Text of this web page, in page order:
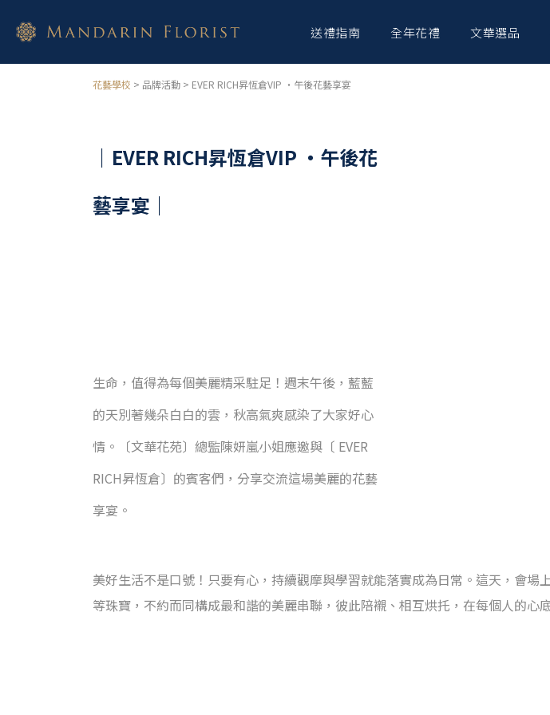
送禮指南 全年花禮 文華選品
花藝學校 > 品牌活動 > EVER RICH昇恆倉VIP ・午後花藝享宴
｜EVER RICH昇恆倉VIP ・ 午後花
藝享宴｜
生命，值得為每個美麗精采駐足！週末午後，藍藍
的天別著幾朵白白的雲，秋高氣爽感染了大家好心
情。〔文華花苑〕總監陳妍嵐小姐應邀與〔 EVER
RICH昇恆倉〕的賓客們，分享交流這場美麗的花藝
享宴。
美好生活不是口號！只要有心，持續觀摩與學習就能落實成為日常。這天，會
等珠寶，不約而同構成最和諧的美麗串聯，彼此陪襯、相互烘托，在每個人的心